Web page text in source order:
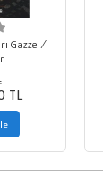
Gazze /
TL